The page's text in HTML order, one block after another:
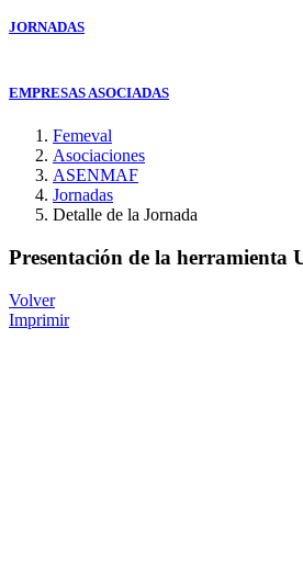
JORNADAS
EMPRESAS ASOCIADAS
Femeval
Asociaciones
ASENMAF
Jornadas
Detalle de la Jornada
Presentación de la herramienta
Volver
Imprimir